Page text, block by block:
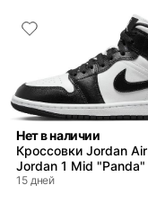
Нет в наличии
Кроссовки Jordan Air
Jordan 1 Mid "Panda"
15 дней